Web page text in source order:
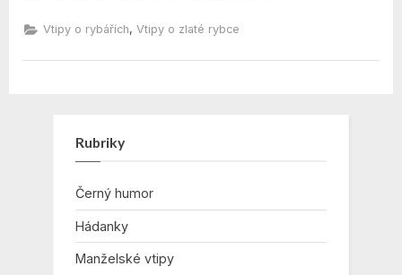
Vtipy o rybářích, Vtipy o zlaté rybce
Rubriky
Černý humor
Hádanky
Manželské vtipy